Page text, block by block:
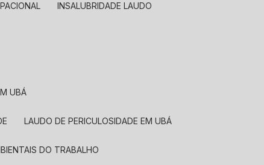
INSALUBRIDADE LAUDO
UBÁ
LAUDO DE PERICULOSIDADE EM UBÁ
DO TRABALHO